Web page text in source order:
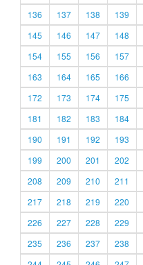
136
137 138 139
145
146 147 148
154
155 156 157
163
164 165 166
172
173 174 175
181
182 183 184
190
191 192 193
199
200 201 202
208
209 210 211
217
218 219 220
226
227 228 229
235
236 237 238